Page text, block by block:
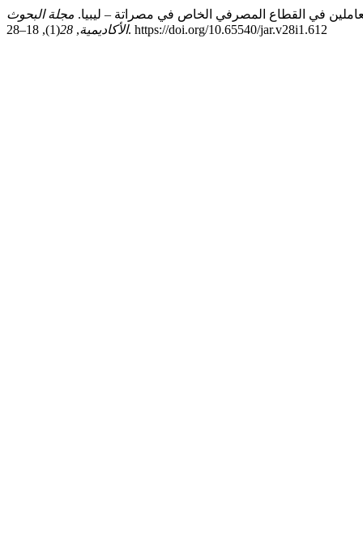
مجلة البحوث
الأكاديمية,
28 (1), 18–28. https://doi.org/10.65540/jar.v28i1.612